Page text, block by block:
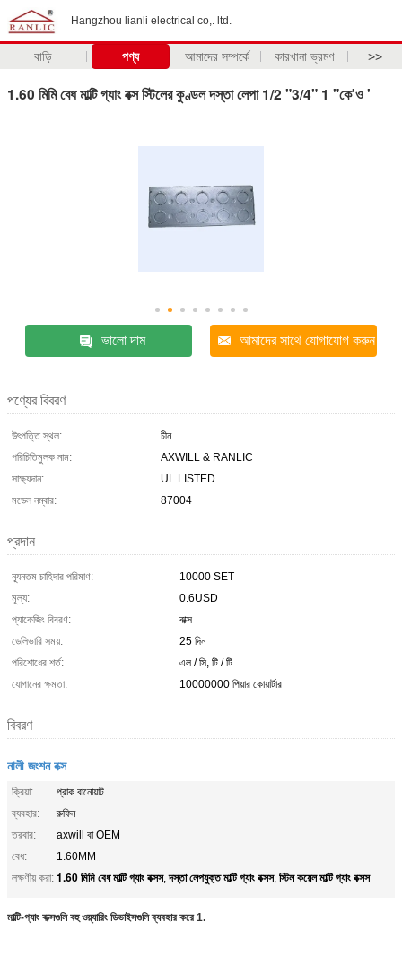
Hangzhou lianli electrical co,. ltd.
বাড়ি পণ্য আমাদের সম্পর্কে কারখানা ভ্রমণ >>
1.60 মিমি বেধ মাল্টি গ্যাং বক্স স্টিলের কুণ্ডল দস্তা লেপা 1/2 "3/4" 1 "কে'ও '
ভালো দাম আমাদের সাথে যোগাযোগ করুন
পণ্যের বিবরণ
উৎপত্তি স্থল:
চীন
পরিচিতিমুলক নাম:
AXWILL & RANLIC
সাক্ষ্যদান:
UL LISTED
মডেল নম্বার:
87004
প্রদান
ন্যূনতম চাহিদার পরিমাণ:
10000 SET
মূল্য:
0.6USD
প্যাকেজিং বিবরণ:
বাক্স
ডেলিভারি সময়:
25 দিন
পরিশোধের শর্ত:
এল / সি, টি / টি
যোগানের ক্ষমতা:
10000000 পিয়ার কোয়ার্টার
বিবরণ
নালী জংশন বক্স
ক্রিয়া:
প্রাক বানোয়াট
ব্যবহার:
রুফিন
তরবার:
axwill বা OEM
বেধ:
1.60MM
লক্ষণীয় করা: 1.60 মিমি বেধ মাল্টি গ্যাং বক্সস,দস্তা লেপযুক্ত মাল্টি গ্যাং বক্সস, স্টিল কয়েল মাল্টি গ্যাং বক্সস
মাল্টি-গ্যাং বাক্সগুলি বহু ওয়্যারিং ডিভাইসগুলি ব্যবহার করে 1.